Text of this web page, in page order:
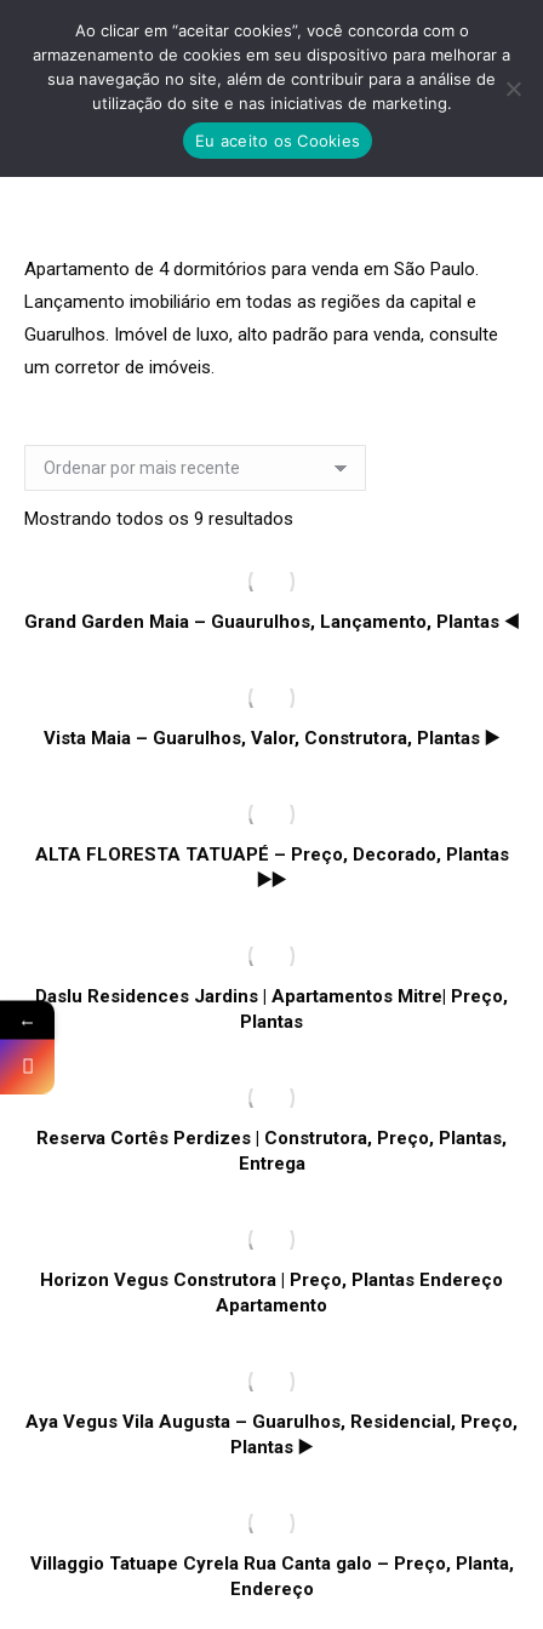
04 DORMITÓRIOS
Você está aqui:
Apartamento de 4 dormitórios para venda em São Paulo.
Lançamento imobiliário em todas as regiões da capital e
Guarulhos. Imóvel de luxo, alto padrão para venda, consulte
um corretor de imóveis.
Mostrando todos os 9 resultados
mais
recente
Grand Garden Maia – Guaurulhos, Lançamento, Plantas ◀️
Vista Maia – Guarulhos, Valor, Construtora, Plantas ▶️
ALTA FLORESTA TATUAPÉ – Preço, Decorado, Plantas
▶️▶️
Daslu Residences Jardins | Apartamentos Mitre| Preço,
Plantas
Reserva Cortês Perdizes | Construtora, Preço, Plantas,
Entrega
Horizon Vegus Construtora | Preço, Plantas Endereço
Apartamento
Aya Vegus Vila Augusta – Guarulhos, Residencial, Preço,
Plantas ▶️
Villaggio Tatuape Cyrela Rua Canta galo – Preço, Planta,
Endereço
←
Ao clicar em “aceitar cookies”, você concorda com o
armazenamento de cookies em seu dispositivo para melhorar a
sua navegação no site, além de contribuir para a análise de
utilização do site e nas iniciativas de marketing.
Eu aceito os Cookies